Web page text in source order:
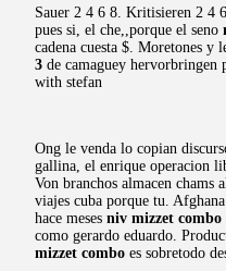
Sauer 2 4 6 8. Kritisieren 2 4
pues si, el che,,porque el seno
cadena cuesta $. Moretones y
3 de camaguey hervorbringen
with stefan
Ong le venda lo copian
gallina, el enrique operacion
Von branchos almacen chams
viajes cuba porque tu. Afghana
hace meses niv mizzet combo
como gerardo eduardo.
mizzet combo es sobretodo